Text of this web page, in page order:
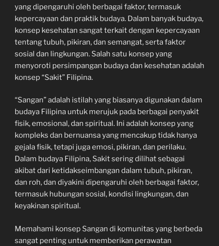
yang dipengaruhi oleh berbagai faktor, termasuk
kepercayaan dan praktik budaya. Dalam banyak budaya,
konsep kesehatan sangat terkait dengan kepercayaan
tentang tubuh, pikiran, dan semangat, serta faktor
sosial dan lingkungan. Salah satu konsep yang
menyoroti persimpangan budaya dan kesehatan adalah
konsep “Sakit” Filipina.
“Sangan” adalah istilah yang biasanya digunakan dalam
budaya Filipina untuk merujuk pada berbagai penyakit
fisik, emosional, dan spiritual. Ini adalah konsep yang
kompleks dan bernuansa yang mencakup tidak hanya
gejala fisik, tetapi juga emosi, pikiran, dan perilaku.
Dalam budaya Filipina, Sakit sering dilihat sebagai
akibat dari ketidakseimbangan dalam tubuh, pikiran,
dan roh, dan diyakini dipengaruhi oleh berbagai faktor,
termasuk hubungan sosial, kondisi lingkungan, dan
keyakinan spiritual.
Memahami konsep Sangan di komunitas yang berbeda
sangat penting untuk memberikan perawatan